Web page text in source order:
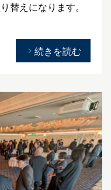
替えになります。
続きを読む